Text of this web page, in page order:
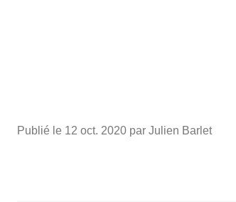
Publié le 12 oct. 2020 par Julien Barlet